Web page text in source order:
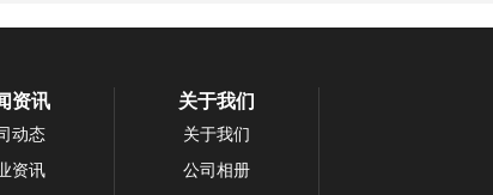
资讯
动态
资讯
关于我们
关于我们
公司相册